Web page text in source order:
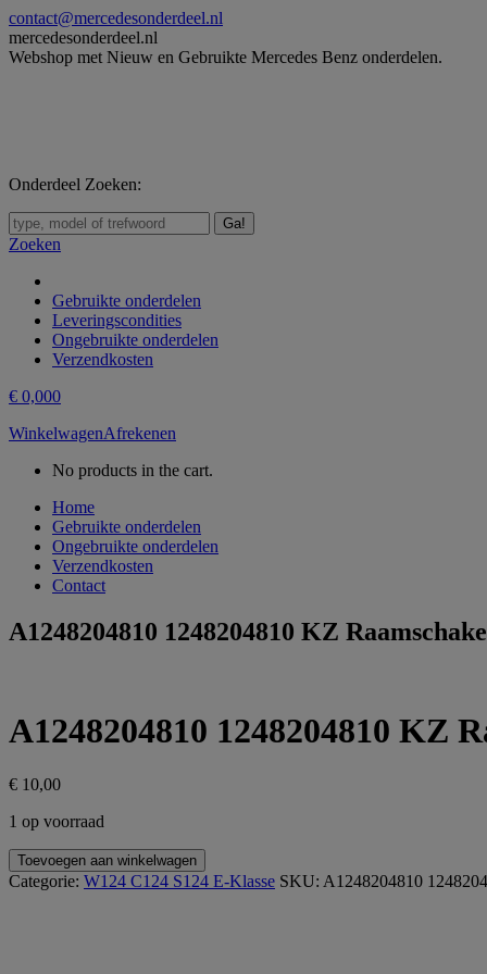
Skip
to
content
contact@mercedesonderdeel.nl
mercedesonderdeel.nl
Webshop met Nieuw en Gebruikte Mercedes Benz onderdelen.
Onderdeel Zoeken:
Zoeken:
Zoeken
Gebruikte onderdelen
Leveringscondities
Ongebruikte onderdelen
Verzendkosten
€ 0,000
WinkelwagenAfrekenen
No products in the cart.
Home
Gebruikte onderdelen
Ongebruikte onderdelen
Verzendkosten
Contact
A1248204810 1248204810 KZ
A1248204810 1248204810 KZ
€ 10,00
1 op voorraad
A1248204810
1248204810
Toevoegen aan winkelwagen
Categorie: W124 C124 S124 E-Klasse SKU: A1248204810